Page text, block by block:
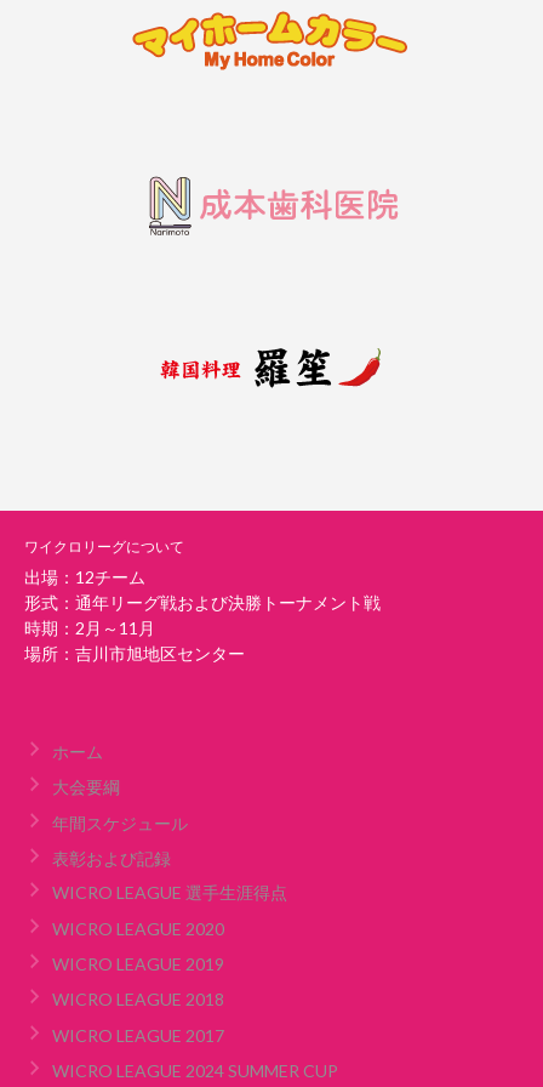
ワイクロリーグについて
出場：12チーム
形式：通年リーグ戦および決勝トーナメント戦
時期：2月～11月
場所：吉川市旭地区センター
ホーム
大会要綱
年間スケジュール
表彰および記録
WICRO LEAGUE 選手生涯得点
WICRO LEAGUE 2020
WICRO LEAGUE 2019
WICRO LEAGUE 2018
WICRO LEAGUE 2017
WICRO LEAGUE 2024 SUMMER CUP